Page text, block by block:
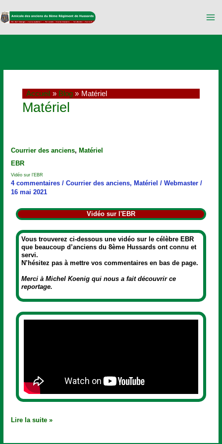
au
contenu
Accueil Blog Matériel
Matériel
Courrier des anciens,Matériel
EBR
Vidéo sur l’EBR
4 commentaires /Courrier des anciens, Matériel /Webmaster/
16 mai 2021
Vidéo sur l'EBR
Vous trouverez ci-dessous une vidéo sur le célèbre EBR
que beaucoup d’anciens du 8ème Hussards ont connu et
servi.
N’hésitez pas à mettre vos commentaires en bas de page.
Merci à Michel Koenig qui nous a fait découvrir ce
reportage.
Vidéo
l’EBR
Lire la suite »